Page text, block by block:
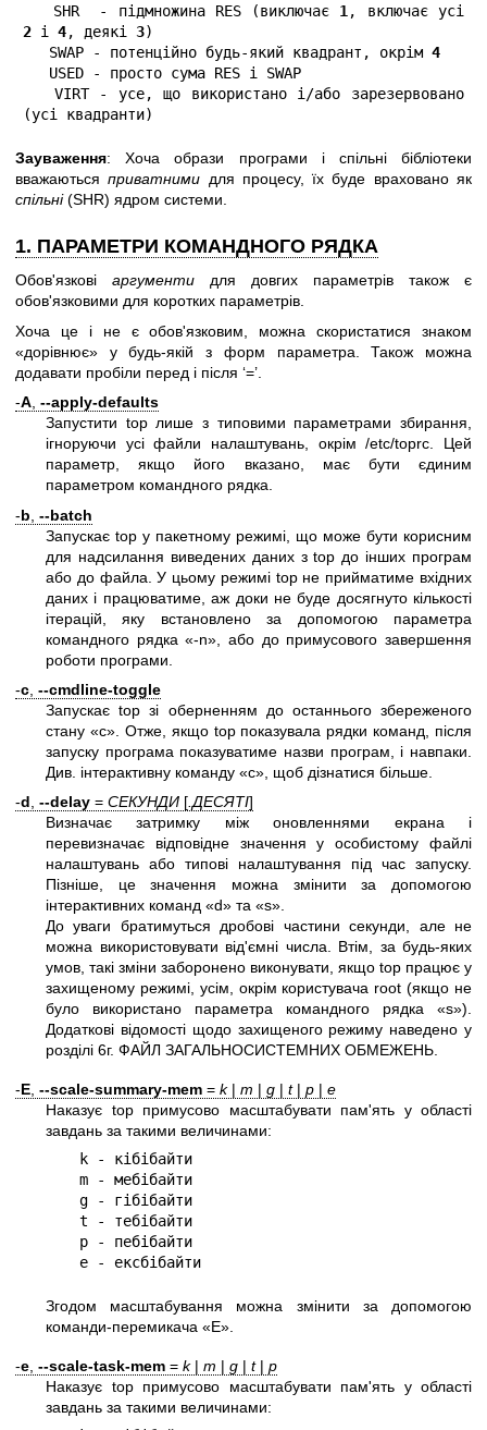
   SHR  - підмножина RES (виключає
1
2 і 4, деякі 3)
   SWAP - потенційно будь-який квадрант, окрім
4
(усі квадранти)
Зауваження: Хоча образи програми і спільні бібліотеки
вважаютьсяприватними для процесу, їх буде враховано як
спільні(SHR) ядром системи.
1. ПАРАМЕТРИ КОМАНДНОГО РЯДКА
Обов'язкові аргументи для довгих параметрів також є
обов'язковими для коротких параметрів.
Хоча це і не є обов'язковим, можна скористатися знаком
«дорівнює» у будь-якій з форм параметра. Також можна
додавати пробіли перед і після ‘=’.
-A, --apply-defaults
Запустити top лише з типовими параметрами збирання,
ігноруючи усі файли налаштувань, окрім /etc/toprc. Цей
параметр, якщо його вказано, має бути єдиним
параметром командного рядка.
-b --batch
Запускає top у пакетному режимі, що може бути корисним
для надсилання виведених даних з top до інших програм
або до файла. У цьому режимі top не прийматиме вхідних
даних і працюватиме, аж доки не буде досягнуто кількості
ітерацій, яку встановлено за допомогою параметра
командного рядка «-n», або до примусового завершення
роботи програми.
-c --cmdline-toggle
Запускає top зі оберненням до останнього збереженого
стану «c». Отже, якщо top показувала рядки команд, після
запуску програма показуватиме назви програм, і навпаки.
Див. інтерактивну команду «c», щоб дізнатися більше.
-d, --delay = СЕКУНДИ [.ДЕСЯТІ]
Визначає затримку між оновленнями екрана і
перевизначає відповідне значення у особистому файлі
налаштувань або типові налаштування під час запуску.
Пізніше, це значення можна змінити за допомогою
інтерактивних команд «d» та «s».
До уваги братимуться дробові частини секунди, але не
можна використовувати від'ємні числа. Втім, за будь-яких
умов, такі зміни заборонено виконувати, якщо top працює у
захищеному режимі, усім, окрім користувача root (якщо не
було використано параметра командного рядка «s»).
Додаткові відомості щодо захищеного режиму наведено у
розділі 6г. ФАЙЛ ЗАГАЛЬНОСИСТЕМНИХ ОБМЕЖЕНЬ.
-E --scale-summary-mem = k| m | g | t| p | e
Наказує top примусово масштабувати пам'ять у області
завдань за такими величинами:
   e - ексбібайти
Згодом масштабування можна змінити за допомогою
команди-перемикача «E».
-e --scale-task-mem = k| m | g | t| p
Наказує top примусово масштабувати пам'ять у області
завдань за такими величинами: